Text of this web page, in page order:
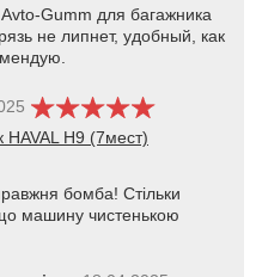
Gumm для багажника
не липнет, удобный, как
HAVAL H9 (7мест)
бомба! Стільки
машину чистенькою